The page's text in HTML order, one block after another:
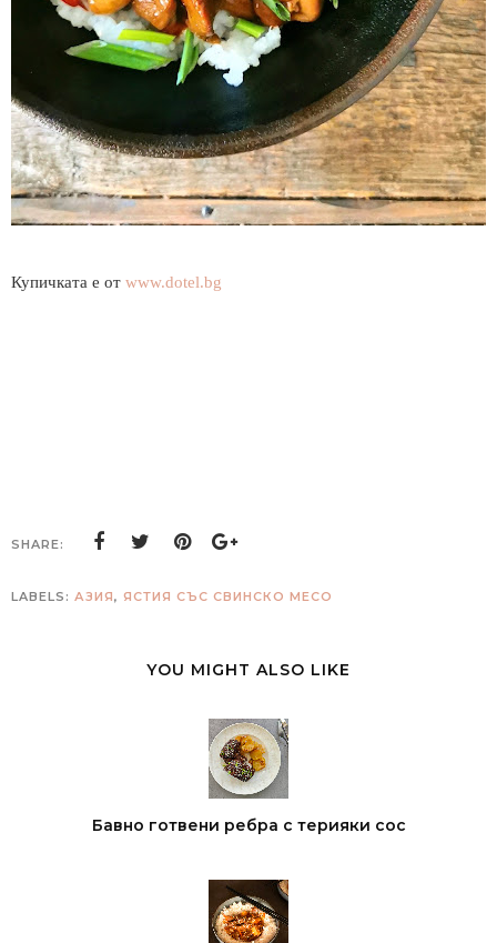
Купичката е от www.dotel.bg
SHARE:
LABELS: АЗИЯ, ЯСТИЯ СЪС СВИНСКО МЕСО
YOU MIGHT ALSO LIKE
Бавно готвени ребра с терияки сос